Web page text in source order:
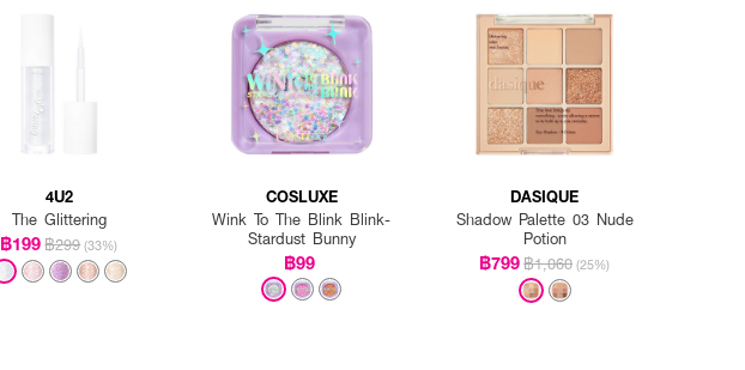
4U2
The Glittering
฿199฿299 (33%)
COSLUXE
Wink To The Blink Blink-
Stardust Bunny
฿99
DASIQUE
Shadow Palette 03 Nude
Potion
฿799฿1,060 (25%)